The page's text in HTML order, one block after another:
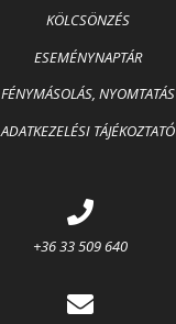
KÖLCSÖNZÉS
ESEMÉNYNAPTÁR
FÉNYMÁSOLÁS, NYOMTATÁS
ADATKEZELÉSI TÁJÉKOZTATÓ
+36 33 509 640